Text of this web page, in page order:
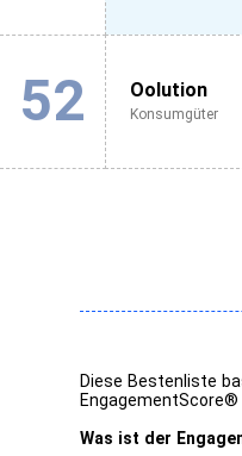
52 Oolution
Konsumgüter
Diese Bestenliste
Was ist der